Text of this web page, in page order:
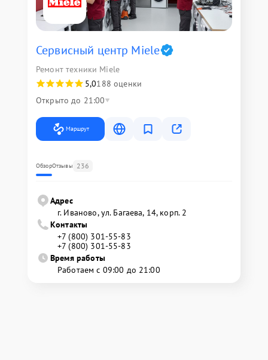
Сервисный центр Miele
Ремонт техники Miele
5,0188 оценки
Открыто до 21:00
Маршрут
ОбзорОтзывы 236
Адрес
г. Иваново, ул. Багаева, 14, корп. 2
Контакты
+7 (800) 301-55-83
+7 (800) 301-55-83
Время работы
Работаем с 09:00 до 21:00